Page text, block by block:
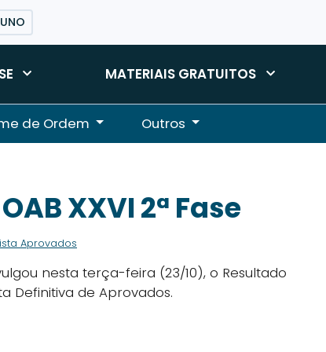
MATERIAIS GRATUITOS
de Ordem Outros
XXVI 2ª Fase
Aprovados
nesta terça-feira (23/10), o Resultado
Definitiva de Aprovados.